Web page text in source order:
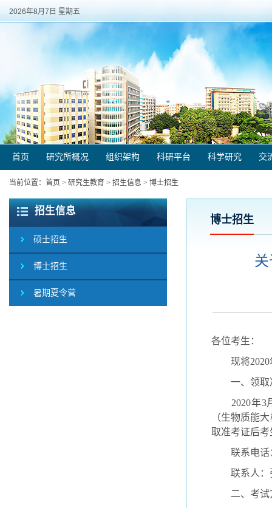
2026年8月7日 星期五
首页 研究所概况 组织架构 科研平台 科学研究 交
当前位置： 首页 > 研究生教育 > 招生信息 > 博士招生
招生信息
硕士招生
博士招生
暑期夏令营
博士招生
各位考生：
现将2020年
一、领取
2020年3月
（生物质能
取准考证后
联系电话：
联系人：
二、考试